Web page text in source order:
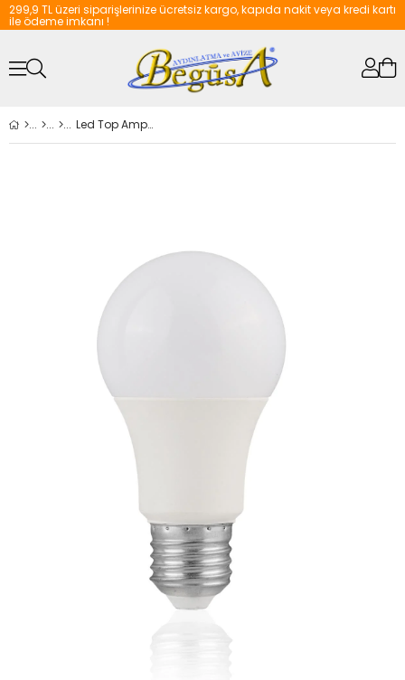
299,9 TL üzeri siparişlerinize ücretsiz kargo, kapıda nakit veya kredi kartı
ile ödeme imkanı !
Led Top Ampul Beyaz 8.5 W